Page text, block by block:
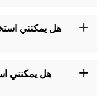
مختلفة من الشمع
هل يمكنني
القانونية أو الرسمية
هل يمكنني